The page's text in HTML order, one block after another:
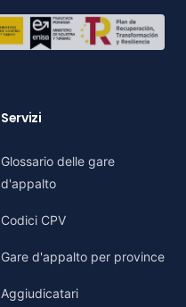
Servizi
Glossario delle gare
d'appalto
Codici CPV
Gare d'appalto per province
Aggiudicatari